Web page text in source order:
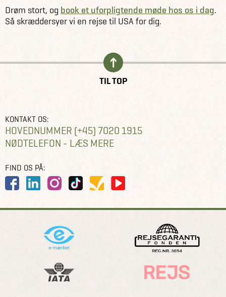
Drøm stort, og book et uforpligtende møde hos os i dag.
Så skræddersyer vi en rejse til USA for dig.
TIL TOP
KONTAKT OS:
HOVEDNUMMER (+45) 7020 1915
NØDTELEFON - LÆS MERE
FIND OS PÅ: